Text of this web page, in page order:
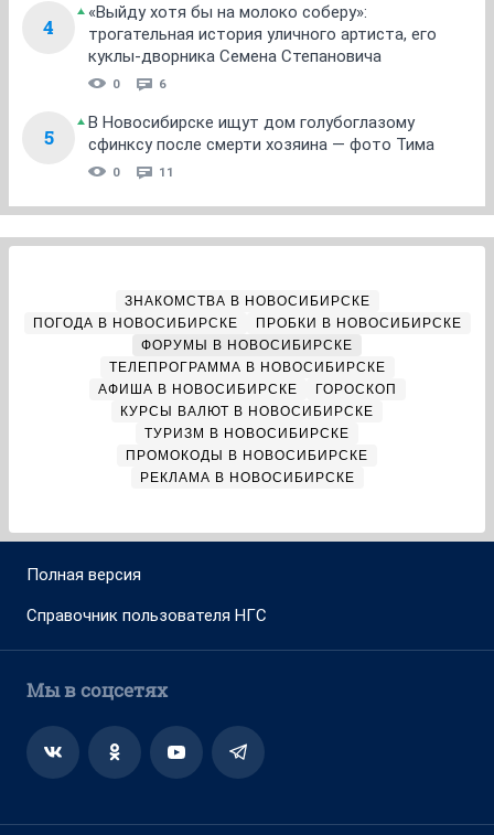
4
«Выйду хотя бы на молоко соберу»:
трогательная история уличного артиста, его
куклы-дворника Семена Степановича
0 6
5
В Новосибирске ищут дом голубоглазому
сфинксу после смерти хозяина — фото Тима
0 11
ЗНАКОМСТВА В НОВОСИБИРСКЕ
ПОГОДА В НОВОСИБИРСКЕ
ПРОБКИ В НОВОСИБИРСКЕ
ФОРУМЫ В НОВОСИБИРСКЕ
ТЕЛЕПРОГРАММА В НОВОСИБИРСКЕ
АФИША В НОВОСИБИРСКЕ
ГОРОСКОП
КУРСЫ ВАЛЮТ В НОВОСИБИРСКЕ
ТУРИЗМ В НОВОСИБИРСКЕ
ПРОМОКОДЫ В НОВОСИБИРСКЕ
РЕКЛАМА В НОВОСИБИРСКЕ
Полная версия
Справочник пользователя НГС
Мы в соцсетях